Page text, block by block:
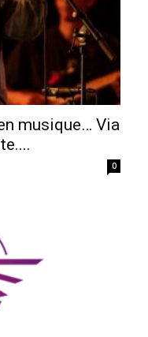
musique… Via
0